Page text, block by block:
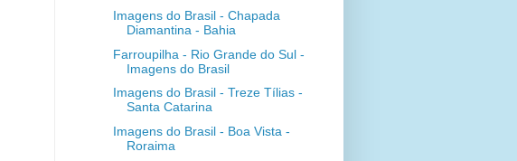
Imagens do Brasil - Chapada
Diamantina - Bahia
Farroupilha - Rio Grande do Sul -
Imagens do Brasil
Imagens do Brasil - Treze Tílias -
Santa Catarina
Imagens do Brasil - Boa Vista -
Roraima